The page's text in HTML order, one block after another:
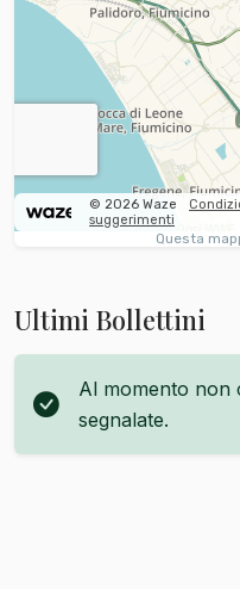
Ultimi Bollettini
Al momento non
segnalate.